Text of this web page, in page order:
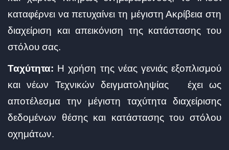
καταφέρνει να πετυχαίνει τη μέγιστη Ακρίβεια στη
διαχείριση και απεικόνιση της κατάστασης του
στόλου σας.
Ταχύτητα: Η χρήση της νέας γενιάς εξοπλισμού
και νέων Τεχνικών δειγματοληψίας έχει ως
αποτέλεσμα την μέγιστη ταχύτητα διαχείρισης
δεδομένων θέσης και κατάστασης του στόλου
οχημάτων.